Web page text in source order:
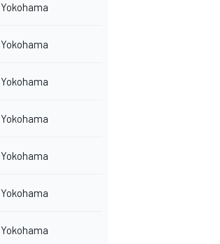
Yokohama
Yokohama
Yokohama
Yokohama
Yokohama
Yokohama
Yokohama